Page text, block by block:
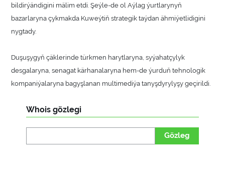
bildirýändigini mälim etdi. Şeýle-de ol Aýlag ýurtlarynyň
bazarlaryna çykmakda Kuweýtiň strategik taýdan ähmiýetlidigini
nygtady.
Duşuşygyň çäklerinde türkmen harytlaryna, syýahatçylyk
desgalaryna, senagat kärhanalaryna hem-de ýurduň tehnologik
kompaniýalaryna bagyşlanan multimediýa tanyşdyrylyşy geçirildi.
Whois gözlegi
Gözleg